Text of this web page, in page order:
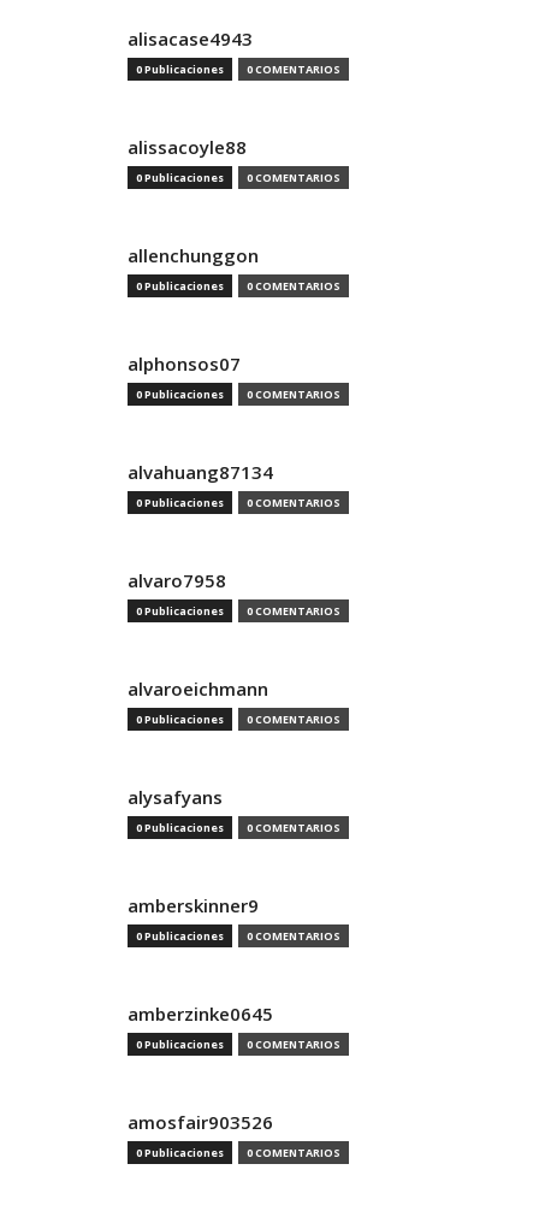
alisacase4943
0 Publicaciones 0 COMENTARIOS
alissacoyle88
0 Publicaciones 0 COMENTARIOS
allenchunggon
0 Publicaciones 0 COMENTARIOS
alphonsos07
0 Publicaciones 0 COMENTARIOS
alvahuang87134
0 Publicaciones 0 COMENTARIOS
alvaro7958
0 Publicaciones 0 COMENTARIOS
alvaroeichmann
0 Publicaciones 0 COMENTARIOS
alysafyans
0 Publicaciones 0 COMENTARIOS
amberskinner9
0 Publicaciones 0 COMENTARIOS
amberzinke0645
0 Publicaciones 0 COMENTARIOS
amosfair903526
0 Publicaciones 0 COMENTARIOS